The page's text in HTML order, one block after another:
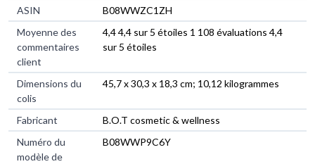
ASIN
B08WWZC1ZH
Moyenne des
commentaires
client
4,4 4,4 sur 5 étoiles 1 108 évaluations 4,4
sur 5 étoiles
Dimensions du
colis
45,7 x 30,3 x 18,3 cm; 10,12 kilogrammes
Fabricant
B.O.T cosmetic & wellness
Numéro du
modèle de
B08WWP9C6Y